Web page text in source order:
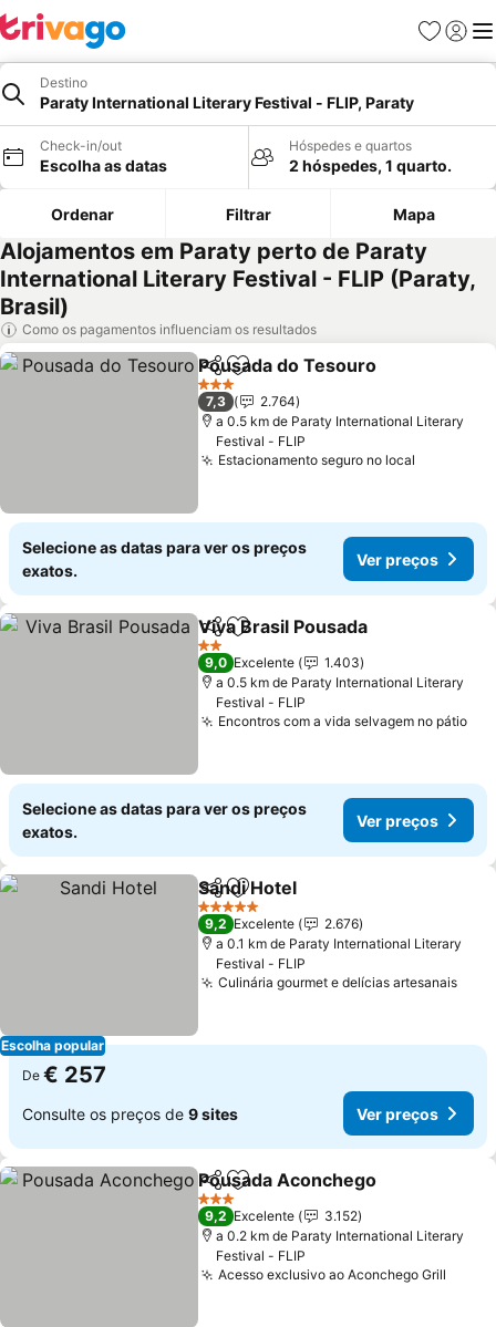
Favoritos
Iniciar
Destino
Paraty International Literary Festival - FLIP, Paraty
Check-in/out
Escolha as datas
Hóspedes e quartos
2 hóspedes, 1 quarto.
Ordenar Filtrar Mapa
Alojamentos em Paraty perto de Paraty
International Literary Festival - FLIP (Paraty,
Brasil)
Como os pagamentos influenciam os resultados
PartilharAdicionar aos favoritos
Pousada do Tesouro
3 Estrelas
7,3
2.764
a 0.5 km de Paraty International Literary
Festival - FLIP
Estacionamento seguro no local
Selecione as datas para ver os preços
exatos.
Ver preços
PartilharAdicionar aos favoritos
Viva Brasil Pousada
2 Estrelas
9,0 Excelente
1.403
a 0.5 km de Paraty International Literary
Festival - FLIP
Encontros com a vida selvagem no pátio
Selecione as datas para ver os preços
exatos.
Ver preços
Escolha popular
PartilharAdicionar aos favoritos
Sandi Hotel
5 Estrelas
9,2 Excelente
2.676
a 0.1 km de Paraty International Literary
Festival - FLIP
Culinária gourmet e delícias artesanais
De € 257
Consulte os preços de 9 sites Ver preços
PartilharAdicionar aos favoritos
Pousada Aconchego
3 Estrelas
9,2 Excelente
3.152
a 0.2 km de Paraty International Literary
Festival - FLIP
Acesso exclusivo ao Aconchego Grill